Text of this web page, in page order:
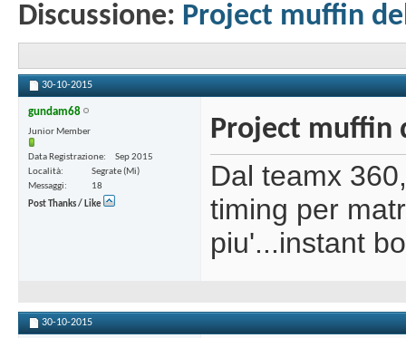
Discussione: Project muffin
30-10-2015
gundam68
Junior Member
Data Registrazione
Sep 2015
Località
Segrate (Mi)
Messaggi
18
Post Thanks / Like
Project muffin
Dal teamx
timing per
piu'...instant
30-10-2015